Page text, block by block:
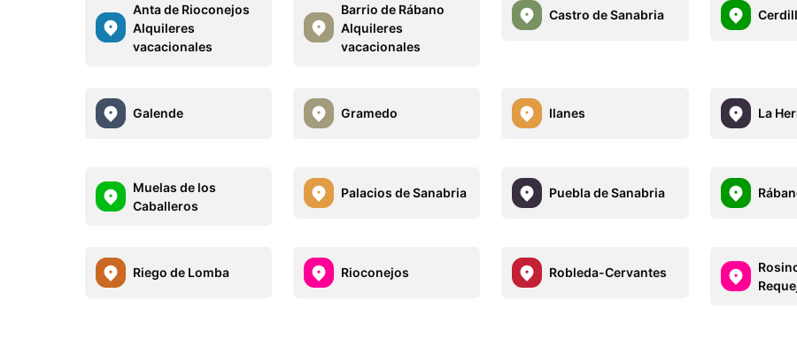
Anta de Rioconejos
Alquileres
vacacionales
Barrio de Rábano
Alquileres
vacacionales
Castro de Sanabria
Galende Gramedo Ilanes La
Muelas de los
Caballeros
Palacios de Sanabria Puebla de Sanabria
Riego de Lomba Rioconejos Robleda-Cervantes